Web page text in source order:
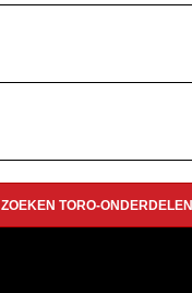
ZOEKEN TORO-ONDERDELEN